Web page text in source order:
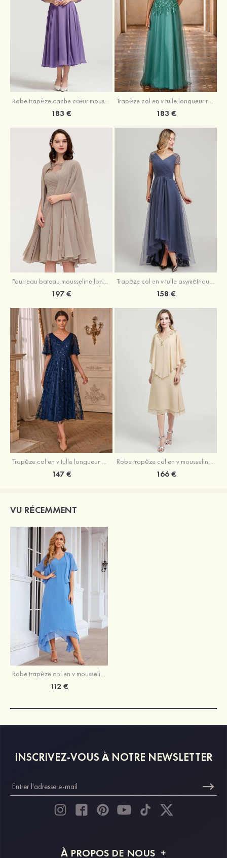
Robe trapèze cache cœur mousseline longueur mollet robe de mère de la mariée avec plissé veste
183 €
Trapèze col en v tulle longueur ras du sol robe de mère de la mariée avec perles paillettes
183 €
Fourreau bateau mousseline longueur genou robe de mère de la mariée avec appliqué plissé veste
197 €
Trapèze col en v tulle asymétrique robe de mère de la mariée
158 €
Trapèze col en v tulle longueur mollet robe de mère de la mariée avec appliqué paillettes ceinture
147 €
Robe trapèze col en v mousseline longueur mollet robe de mère de la mariée avec perle
166 €
VU RÉCEMMENT
Robe trapèze col en v mousseline asymétrique robe de mère de la mariée avec veste
112 €
INSCRIVEZ-VOUS À NOTRE NEWSLETTER
À PROPOS DE NOUS